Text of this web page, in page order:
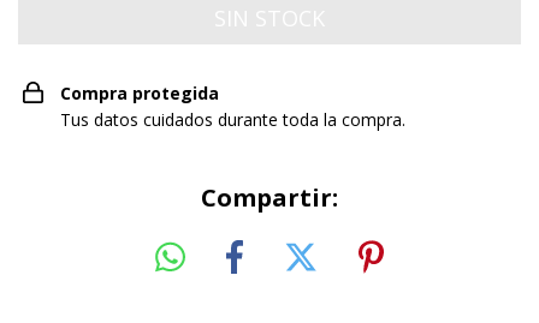
Compra protegida
Tus datos cuidados durante toda la compra.
Compartir: